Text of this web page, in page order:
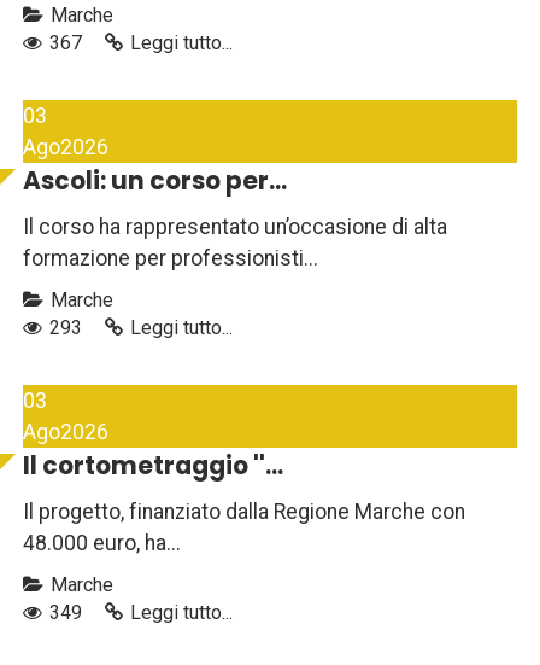
Marche
367
Leggi tutto...
03
Ago2026
Ascoli: un corso per...
Il corso ha rappresentato un’occasione di alta
formazione per professionisti...
Marche
293
Leggi tutto...
03
Ago2026
Il cortometraggio ''...
Il progetto, finanziato dalla Regione Marche con
48.000 euro, ha...
Marche
349
Leggi tutto...